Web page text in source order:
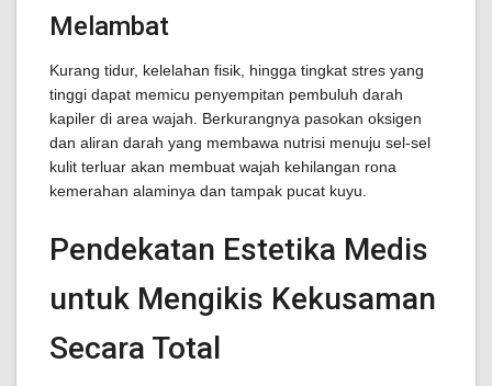
Melambat
Kurang tidur, kelelahan fisik, hingga tingkat stres yang
tinggi dapat memicu penyempitan pembuluh darah
kapiler di area wajah. Berkurangnya pasokan oksigen
dan aliran darah yang membawa nutrisi menuju sel-sel
kulit terluar akan membuat wajah kehilangan rona
kemerahan alaminya dan tampak pucat kuyu.
Pendekatan Estetika Medis
untuk Mengikis Kekusaman
Secara Total